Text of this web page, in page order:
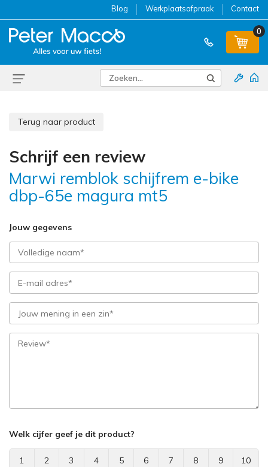
Blog Werkplaatsafpraak Contact
0
Terug naar product
Schrijf een review
Marwi remblok schijfrem e-bike
dbp-65e magura mt5
Jouw gegevens
Welk cijfer geef je dit product?
1 2 3 4 5 6 7 8 9 10